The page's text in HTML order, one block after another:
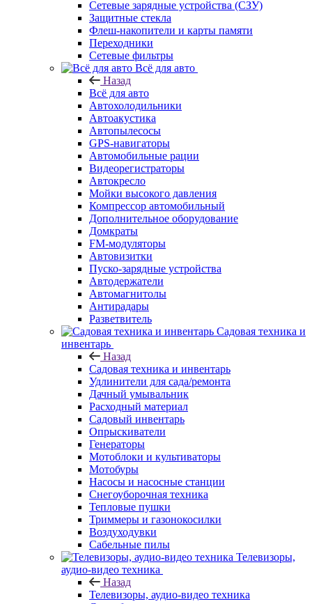
Сетевые зарядные устройства (СЗУ)
Защитные стекла
Флеш-накопители и карты памяти
Переходники
Сетевые фильтры
Всё для авто
Назад
Всё для авто
Автохолодильники
Автоакустика
Автопылесосы
GPS-навигаторы
Автомобильные рации
Видеорегистраторы
Автокресло
Мойки высокого давления
Компрессор автомобильный
Дополнительное оборудование
Домкраты
FM-модуляторы
Автовизитки
Пуско-зарядные устройства
Автодержатели
Автомагнитолы
Антирадары
Разветвитель
Садовая техника и
инвентарь
Назад
Садовая техника и инвентарь
Удлинители для сада/ремонта
Дачный умывальник
Расходный материал
Садовый инвентарь
Опрыскиватели
Генераторы
Мотоблоки и культиваторы
Мотобуры
Насосы и насосные станции
Снегоуборочная техника
Тепловые пушки
Триммеры и газонокосилки
Воздуходувки
Сабельные пилы
Телевизоры,
аудио-видео техника
Назад
Телевизоры, аудио-видео техника